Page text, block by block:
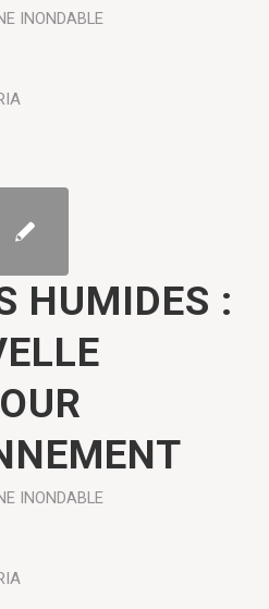
INONDABLE
HUMIDES :
INONDABLE